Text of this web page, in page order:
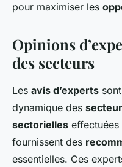
pour maximiser les
Opinions
des secteurs
Les avis d’experts
dynamique des
sectorielles
fournissent des
essentielles. Ces